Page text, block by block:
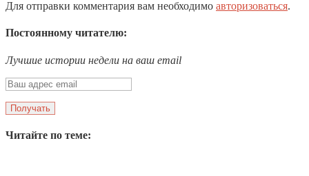
Для отправки комментария вам необходимо авторизоваться.
Постоянному читателю:
Лучшие истории недели на ваш email
Читайте по теме: